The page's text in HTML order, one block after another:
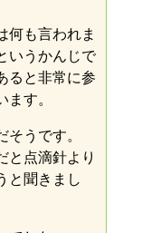
何も言われま
いうかんじで
ると非常に参
す。
うです。
と点滴針より
と聞きまし